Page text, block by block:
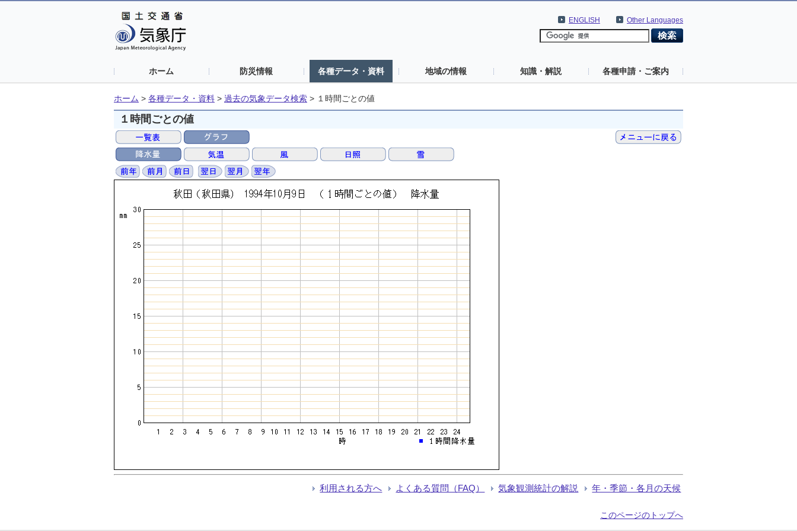
Other Languages
ENGLISH
ホーム 防災情報 各種データ・資料 地域の情報 知識・解説 各種申請・ご案内
ホーム > 各種データ・資料 > 過去の気象データ検索 > １時間ごとの値
１時間ごとの値
利用される方へ よくある質問（FAQ） 気象観測統計の解説 年・季節・各月の天候
このページのトップへ